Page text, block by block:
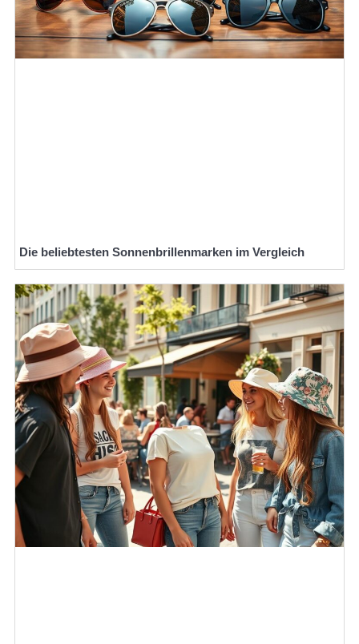
Die beliebtesten Sonnenbrillenmarken im Vergleich